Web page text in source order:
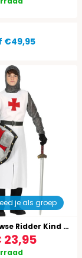
€49,95
je als groep
Middeleeuwse Ridder Kind Kostuum 14-16 Jaar
23,95